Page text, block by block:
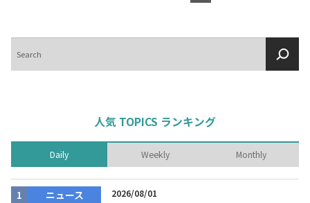
索
人気 TOPICS ランキング
Daily Weekly Monthly
ニュース 2026/08/01